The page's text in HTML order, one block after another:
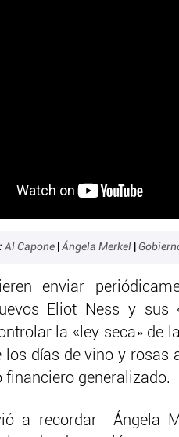
Al Capone Ángela Merkel
enviar
Eliot Ness y sus
la «ley seca» de
los días de vino y rosas
financiero generalizado.
a recordar Ángela